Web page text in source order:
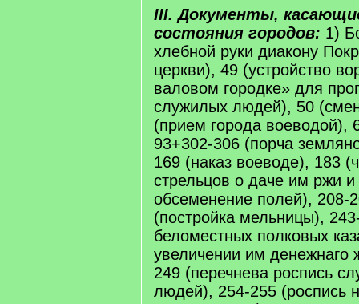
III. Документы,
состояния городов: 1)
хлебной руки диакону
церкви), 49 (устройство
валовом городке» для
служилых людей), 50
(прием города воеводой),
93+302-306 (порча
169 (наказ воеводе), 183
стрельцов о даче им ржи и
обсеменение полей), 208-
(постройка мельницы),
беломестных полковых
увеличении им денежнаго
249 (перечнева роспись
людей), 254-255 (роспись